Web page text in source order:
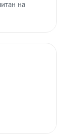
на